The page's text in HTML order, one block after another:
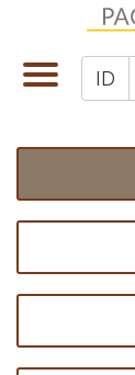
ToggleID
Footer
menu
1